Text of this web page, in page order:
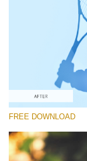
Matte Complete
(130 Lr Presets)
Entire Collection
(2067 Lr Presets)
FREE DOWNLOAD